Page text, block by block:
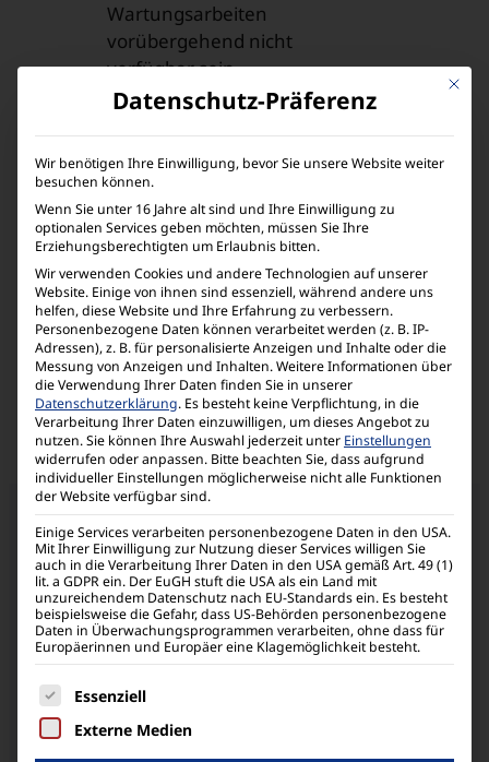
Wartungsarbeiten
vorübergehend nicht
verfügbar sein.
Wir entschuldigen uns für die
dadurch entstehenden
Unannehmlichkeiten und
Datum und Uhrzeit der
Wartung
29. September 2025 11:00 bis
14:00 Uhr
Produkte
Technisch-wissenschaftliche
Taschenrechner
Grafikrechner
Grafikrechner mit CAS
Programmierbare Rechner
Mit
Datenschutz-Präferenz
Wir benötigen Ihre Einwilligung, bevor Sie unsere Website weiter
besuchen können.
Wenn Sie unter 16 Jahre alt sind und Ihre Einwilligung zu
optionalen Services geben möchten, müssen Sie Ihre
Erziehungsberechtigten um Erlaubnis bitten.
Wir verwenden Cookies und andere Technologien auf unserer
Website. Einige von ihnen sind essenziell, während andere uns
helfen, diese Website und Ihre Erfahrung zu verbessern.
Personenbezogene Daten können verarbeitet werden (z. B. IP-
Adressen), z. B. für personalisierte Anzeigen und Inhalte oder die
Messung von Anzeigen und Inhalten.Weitere Informationen über
die Verwendung Ihrer Daten finden Sie in unserer
Datenschutzerklärung. Es besteht keine Verpflichtung, in die
Verarbeitung Ihrer Daten einzuwilligen, um dieses Angebot zu
nutzen.Sie können Ihre Auswahl jederzeit unter Einstellungen
widerrufen oder anpassen. Bitte beachten Sie, dass aufgrund
individueller Einstellungen möglicherweise nicht alle Funktionen
der Website verfügbar sind.
Einige Services verarbeiten personenbezogene Daten in den USA.
Mit Ihrer Einwilligung zur Nutzung dieser Services willigen Sie
auch in die Verarbeitung Ihrer Daten in den USA gemäß Art. 49 (1)
lit. a GDPR ein. Der EuGH stuft die USA als ein Land mit
unzureichendem Datenschutz nach EU-Standards ein. Es besteht
beispielsweise die Gefahr, dass US-Behörden personenbezogene
Daten in Überwachungsprogrammen verarbeiten, ohne dass für
Europäerinnen und Europäer eine Klagemöglichkeit besteht.
Es folgt eine Liste der Service-Gruppen, für die
Essenziell
Externe Medien